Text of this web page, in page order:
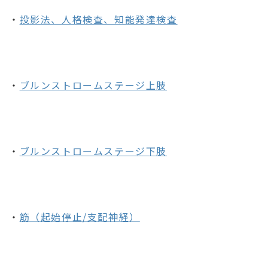
・ 投影法、人格検査、知能発達検査
・ ブルンストロームステージ上肢
・ ブルンストロームステージ下肢
・ 筋（起始停止/支配神経）